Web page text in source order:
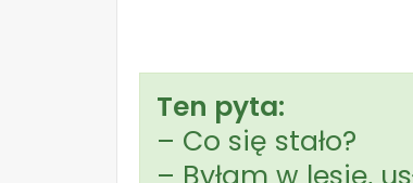
Ten pyta:
– Co się stało?